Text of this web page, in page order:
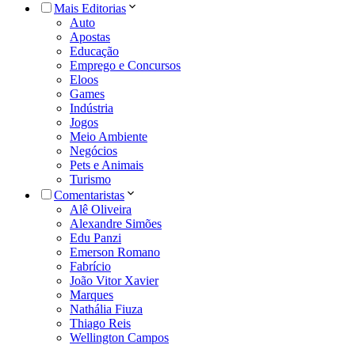
Mais Editorias
Auto
Apostas
Educação
Emprego e Concursos
Eloos
Games
Indústria
Jogos
Meio Ambiente
Negócios
Pets e Animais
Turismo
Comentaristas
Alê Oliveira
Alexandre Simões
Edu Panzi
Emerson Romano
Fabrício
João Vitor Xavier
Marques
Nathália Fiuza
Thiago Reis
Wellington Campos